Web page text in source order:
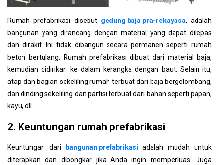
4.3.5 Rumah prefabrikasi untuk tinggal
4.4 Rumah prefabrikasi 150 juta
4.4.1 Toilet publik prefabrikasi
4.4.2 Vila prefabrikasi murah
4.4.3 Rumah prefabrikasi seharga 150 juta VND
4.4.4 Model rumah sarang burung prefabrikasi
4.4.5 Kedai kopi prefabrikasi yang khas
4.5 Rumah prefabrikasi seharga 200 juta
4.5.3 Perumahan sipil
4.5.5 Gudang prefabrikasi untuk produksi
Rumah prefabrikasi disebut gedung baja pra-rekayasa, adalah
bangunan yang dirancang dengan material yang dapat dilepas
dan dirakit. Ini tidak dibangun secara permanen seperti rumah
beton bertulang. Rumah prefabrikasi dibuat dari material baja,
kemudian didirikan ke dalam kerangka dengan baut. Selain itu,
atap dan bagian sekeliling rumah terbuat dari baja bergelombang,
dan dinding sekeliling dan partisi terbuat dari bahan seperti papan,
kayu, dll.
2. Keuntungan rumah prefabrikasi
Keuntungan dari bangunan prefabrikasi adalah mudah untuk
diterapkan dan dibongkar jika Anda ingin memperluas. Juga